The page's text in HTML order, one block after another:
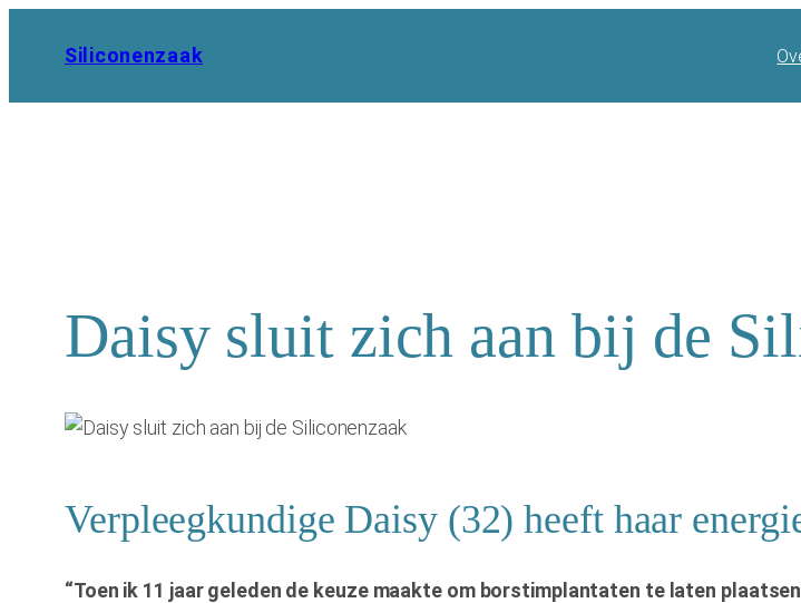
Siliconenzaak
Daisy sluit zich aan bij de
Verpleegkundige Daisy (32) heeft haar
“Toen ik 11 jaar geleden de keuze maakte om borstimplantaten te laten